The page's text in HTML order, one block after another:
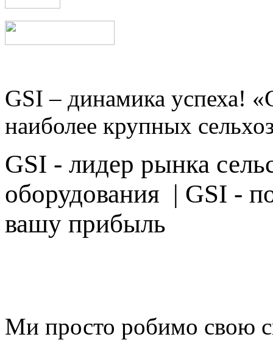
GSI – динамика успеха!
наиболее крупных
GSI - лидер рынка
оборудования | GSI -
вашу прибыль
Ми просто робимо свою